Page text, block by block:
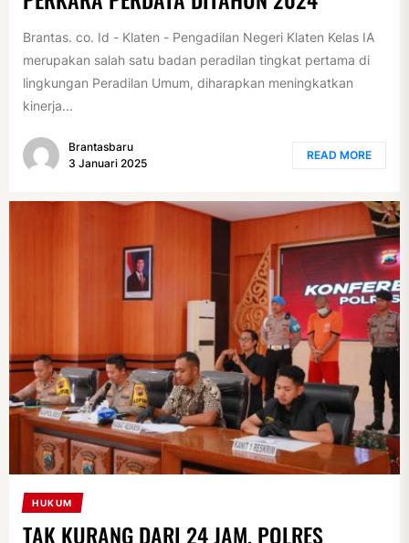
Brantas. co. Id - Klaten - Pengadilan Negeri Klaten Kelas IA
merupakan salah satu badan peradilan tingkat pertama di
lingkungan Peradilan Umum, diharapkan meningkatkan
kinerja...
Brantasbaru
3 Januari 2025
READ MORE
HUKUM
TAK KURANG DARI 24 JAM, POLRES